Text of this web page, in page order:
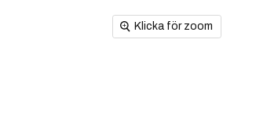
Klicka för zoom